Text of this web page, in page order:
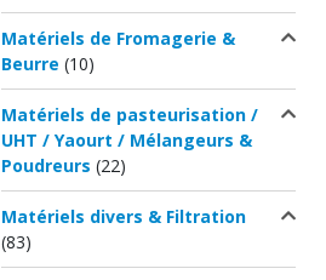
Matériels de Fromagerie &
Beurre (10)
Matériels de pasteurisation /
UHT / Yaourt / Mélangeurs &
Poudreurs (22)
Matériels divers & Filtration
(83)